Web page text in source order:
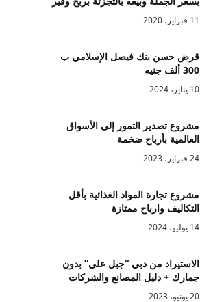
11 فبراير، 2020
قرض حسن بنك فيصل الإسلامي ب
300 ألف جنيه
10 يناير، 2024
مشروع تصدير التمور إلى الأسواق
العالمية بأرباح ضخمة
24 فبراير، 2023
مشروع تجارة المواد الغذائية بأقل
التكاليف وارباح ممتازة
14 يوليو، 2024
الاستيراد من دبي “جبل علي” بدون
جمارك + دليل المصانع والشركات
20 يونيو، 2023